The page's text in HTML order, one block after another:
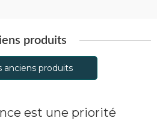
produits
anciens produits
est une priorité